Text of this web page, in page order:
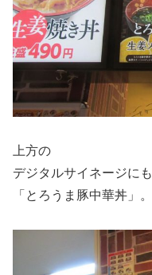
上方の
デジタルサイネージにも
「とろうま豚中華丼」。